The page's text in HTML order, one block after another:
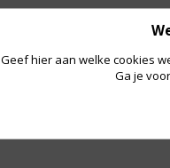
Geef hier aan welke cookies
Ga je